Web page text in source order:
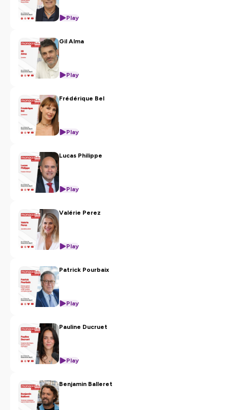
Play
Gil Alma
Play
Frédérique Bel
Play
Lucas Philippe
Play
Valérie Perez
Play
Patrick Pourbaix
Play
Pauline Ducruet
Play
Benjamin Balleret